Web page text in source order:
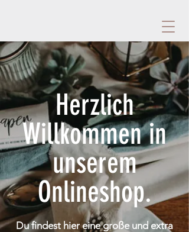
Herzlich
Willkommen in
unserem
Onlineshop.
Du findest hier eine große und extra